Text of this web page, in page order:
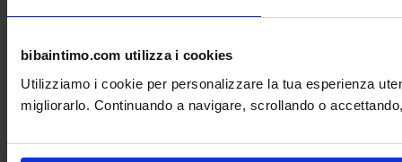
bibaintimo.com utilizza i cookies
Utilizziamo i cookie per personalizzare la tua esperienza
migliorarlo. Continuando a navigare, scrollando o